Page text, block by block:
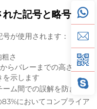
た記号と略号
が使用されます：
さ
らバレーまでの高さ
示します
ム間での誤解を防ぎ、
においてコンプライア